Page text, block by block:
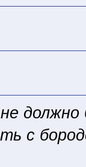
с